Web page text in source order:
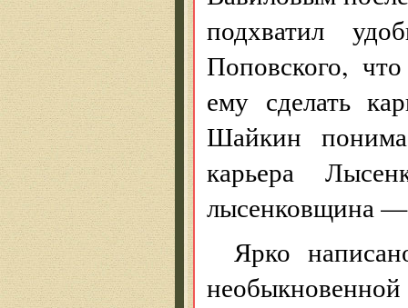
подхватил
Поповского,
ему сделать
Шайкин
карьера
лысенковщина —
Ярко